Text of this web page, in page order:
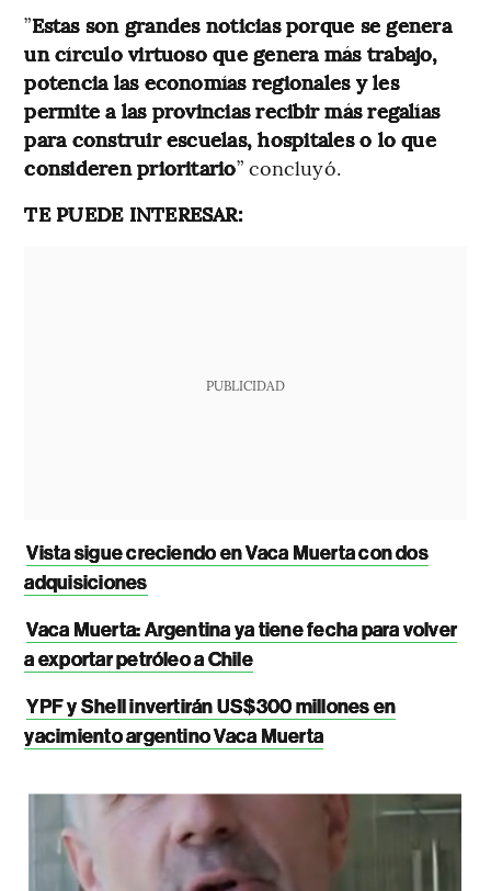
”Estas son grandes noticias porque se genera
un círculo virtuoso que genera más trabajo,
potencia las economías regionales y les
permite a las provincias recibir más regalías
para construir escuelas, hospitales o lo que
consideren prioritario” concluyó.
TE PUEDE INTERESAR:
PUBLICIDAD
Vista sigue creciendo en Vaca Muerta con dos
adquisiciones
Vaca Muerta: Argentina ya tiene fecha para volver
a exportar petróleo a Chile
YPF y Shell invertirán US$300 millones en
yacimiento argentino Vaca Muerta